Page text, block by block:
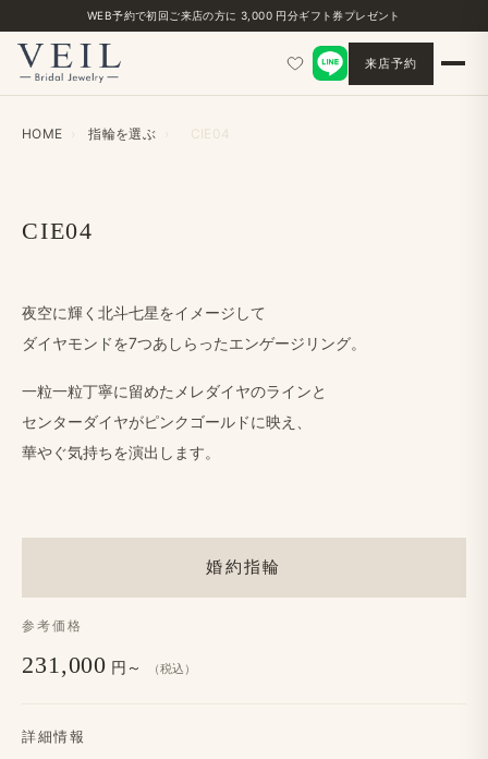
WEB予約で​初回ご来店の​方に​ 3,000 円分ギフト券プレゼント
来店予約
HOME › 指輪を​選ぶ › CIE04
CIE04
婚約指輪
参考価格
231,000 円～ （税込）
詳細情報
夜​空に​輝く​北斗七星を​イメージして
ダイヤモンドを​7つあしらった​エンゲージリング。
一粒​一粒丁寧に​留めた​メレダイヤの​ラインと
センターダイヤが​ピンクゴールドに​映え、
華やぐ​気持ちを​演出します。